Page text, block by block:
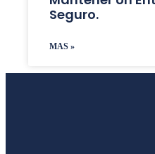
Seguro.
MAS »